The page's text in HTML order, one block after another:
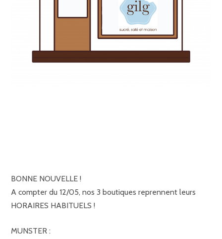
BONNE NOUVELLE !
A compter du 12/05, nos 3 boutiques reprennent leurs
HORAIRES HABITUELS !
MUNSTER :